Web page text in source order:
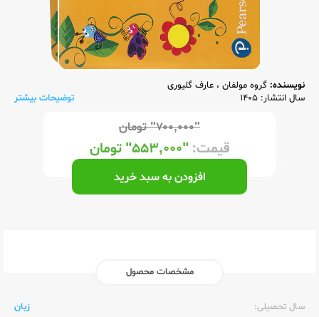
نویسنده: گروه مولفان ، عارف گلیوری
سال انتشار: 1405
توضیحات بیشتر
"۷۰۰,۰۰۰" تومان
قیمت:"۵۵۳,۰۰۰" تومان
افزودن به سبد خرید
مشخصات محصول
سال تحصیلی:‌
زبان